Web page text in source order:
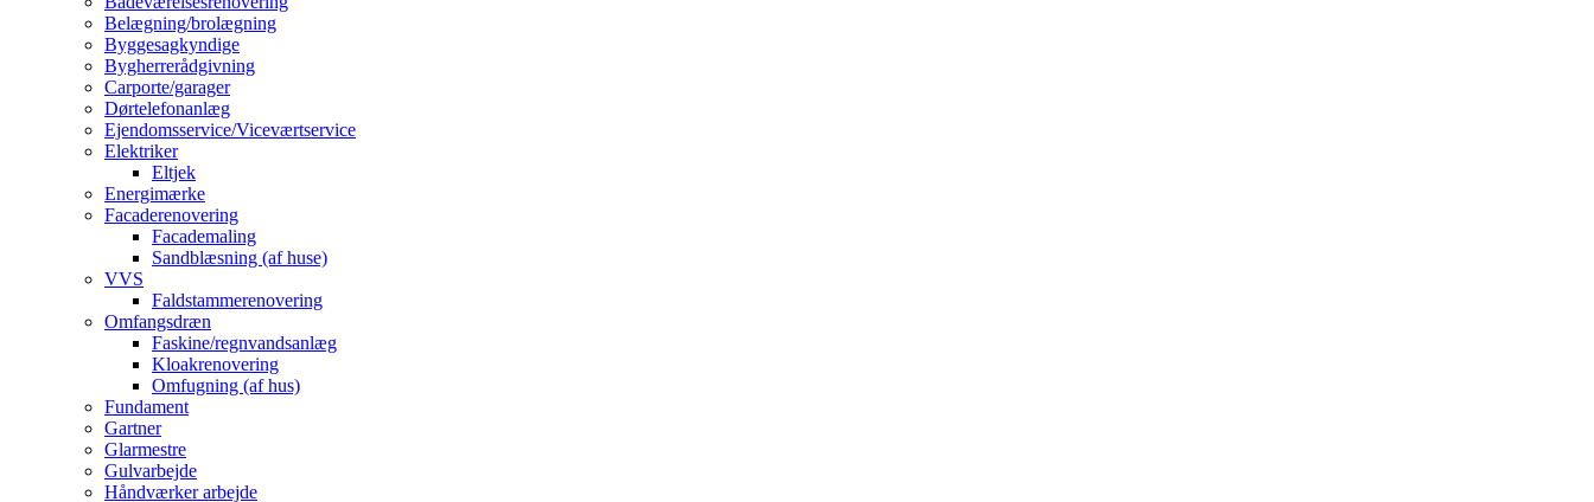
Belægning/brolægning
Byggesagkyndige
Bygherrerådgivning
Carporte/garager
Dørtelefonanlæg
Ejendomsservice/Viceværtservice
Elektriker
Eltjek
Energimærke
Facaderenovering
Facademaling
Sandblæsning (af huse)
VVS
Faldstammerenovering
Omfangsdræn
Faskine/regnvandsanlæg
Kloakrenovering
Omfugning (af hus)
Fundament
Gartner
Glarmestre
Gulvarbejde
Håndværker arbejde